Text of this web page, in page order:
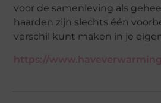
voor de samenleving als
haarden zijn slechts één
verschil kunt maken in je
https://